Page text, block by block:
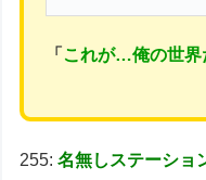
「 これが…俺の世界
255:名無しステーショ